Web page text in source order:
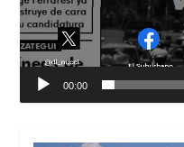
00:00